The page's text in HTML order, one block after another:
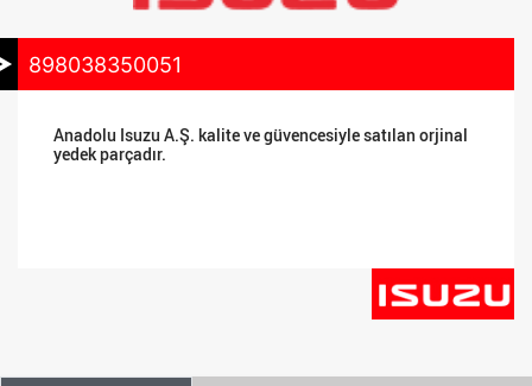
898038350051
Anadolu Isuzu A.Ş. kalite ve güvencesiyle satılan orjinal
yedek parçadır.